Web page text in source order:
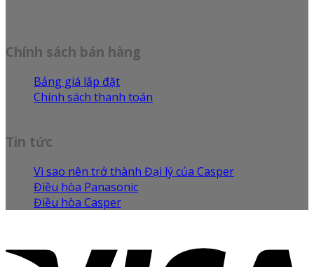
Chính sách bán hàng
Bảng giá lắp đặt
Chính sách thanh toán
Tin tức
Vì sao nên trở thành Đại lý của Casper
Điều hòa Panasonic
Điều hòa Casper